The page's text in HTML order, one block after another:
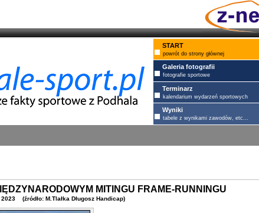
START
powrót do strony głównej
Galeria fotografii
fotografie sportowe
Terminarz
kalendarium wydarzeń sportowych
Wyniki
tabele z wynikami zawodów, etc...
MITINGU FRAME-RUNNINGU
(źródło: M.Tlałka Długosz Handicap)